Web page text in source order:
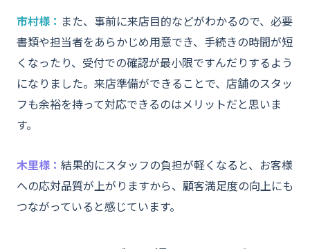
市村様： また、事前に来店目的などがわかるので、必要
書類や担当者をあらかじめ用意でき、手続きの時間が短
くなったり、受付での確認が最小限ですんだりするよう
になりました。来店準備ができることで、店舗のスタッ
フも余裕を持って対応できるのはメリットだと思いま
す。
木里様： 結果的にスタッフの負担が軽くなると、お客様
への応対品質が上がりますから、顧客満足度の向上にも
つながっていると感じています。